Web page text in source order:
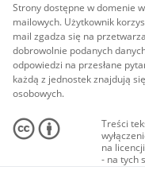
Strony dostępne w domenie
mailowych. Użytkownik
mail zgadza się na
dobrowolnie podanych
odpowiedzi na przesłane
każdą z jednostek znajdują
osobowych.
Treści
na
- na tych